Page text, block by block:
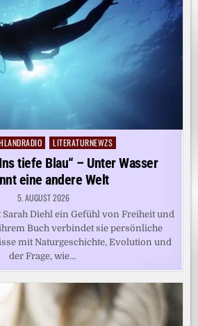
LITERATURNEWZS
tiefe Blau“ – Unter Wasser
eine andere Welt
5. AUGUST 2026
Diehl ein Gefühl von Freiheit und
Buch verbindet sie persönliche
mit Naturgeschichte, Evolution und
der Frage, wie…